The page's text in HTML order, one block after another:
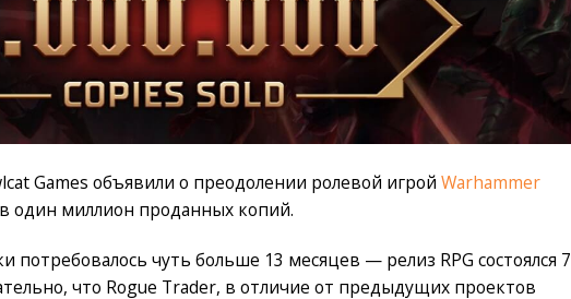
Games объявили о преодолении ролевой игрой Warhammer
один миллион проданных копий.
потребовалось чуть больше 13 месяцев — релиз RPG состоялся 7
что Rogue Trader, в отличие от предыдущих проектов